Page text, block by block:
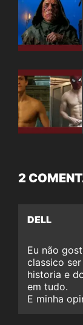
2
DELL
Eu não
classico
historia e
em tudo.
E minha